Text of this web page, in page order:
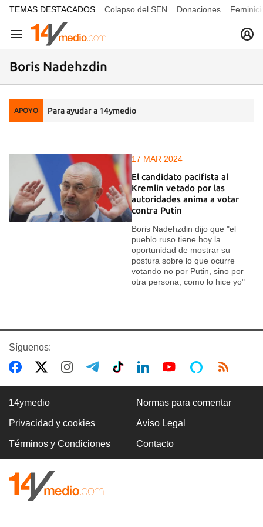
common.go-to-content
TEMAS DESTACADOS Colapso del SEN Donaciones
Navegación
Boris Nadehzdin
APOYO Para ayudar a 14ymedio
17 MAR 2024
El candidato pacifista al
Kremlin vetado por las
autoridades anima a votar
contra Putin
Boris Nadehzdin dijo que "el
pueblo ruso tiene hoy la
oportunidad de mostrar su
postura sobre lo que ocurre
votando no por Putin, sino por
otra persona, como lo hice yo"
Síguenos:
14ymedio Normas para comentar
Privacidad y cookies Aviso Legal
Términos y Condiciones Contacto